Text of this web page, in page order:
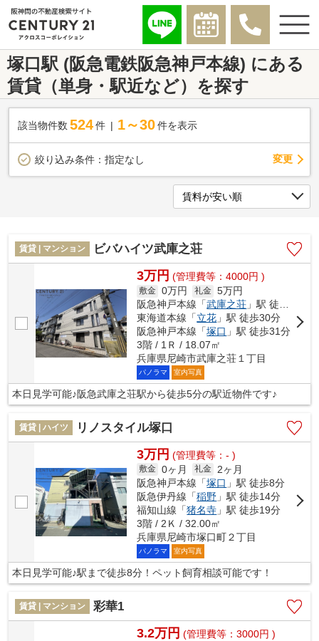
塚口駅 (阪急電鉄阪急神戸本線) にある
賃貸（単身・駅近など）を探す
該当物件数 524件 1～30 件を表示
絞り込み条件： 指定なし 変更
賃貸 | マンション ビバハイツ武庫之荘
3万円 (管理費等：4000円 )
敷金 0万円 礼金 5万円
阪急神戸本線「武庫之荘 」駅 徒歩5分
東海道本線「立花 」駅 徒歩30分
阪急神戸本線「塚口 」駅 徒歩31分
3階 / 1Ｒ / 18.07㎡
兵庫県尼崎市武庫之荘１丁目
パノラマ 室内写真
本日見学可能♪阪急武庫之荘駅から徒歩5分の駅近物件です♪
賃貸 | ハイツ リノスタイル塚口
3万円 (管理費等：- )
敷金 0ヶ月 礼金
2ヶ月
阪急神戸本線「塚口 」駅 徒歩8分
阪急伊丹線「稲野 」駅 徒歩14分
福知山線「猪名寺 」駅 徒歩19分
3階 / 2Ｋ / 32.00㎡
兵庫県尼崎市塚口町２丁目
パノラマ 室内写真
本日見学可能♪駅まで徒歩8分！ペット飼育相談可能です！
賃貸 | マンション 彩華1
3.2万円 (管理費等：3000円 )